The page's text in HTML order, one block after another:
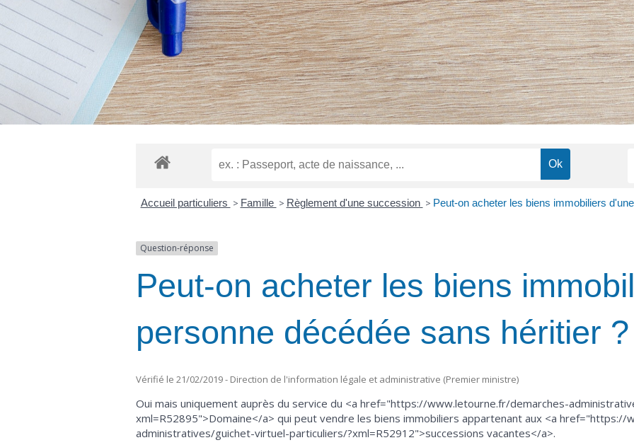
Accueil particuliers > Famille > Règlement d'une succession > Peut-on acheter les biens immobiliers
Question-réponse
Peut-on acheter les biens
personne décédée sans héritier ?
Vérifié le 21/02/2019 - Direction de l'information légale et administrative (Premier ministre)
Oui mais uniquement auprès du service du <a href="https://www.letourne.fr/demarches-
xml=R52895">Domaine</a> qui peut vendre les biens immobiliers appartenant aux <a
administratives/guichet-virtuel-particuliers/?xml=R52912">successions vacantes</a>.